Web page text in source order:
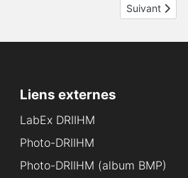
Article
Suivant
Liens externes
LabEx DRIIHM
Photo-DRIIHM
Photo-DRIIHM (album BMP)